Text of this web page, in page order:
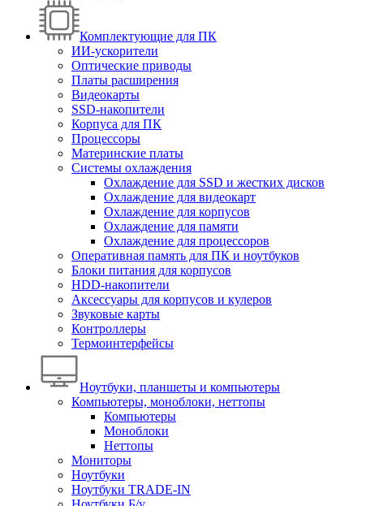
Комплектующие для ПК
ИИ-ускорители
Оптические приводы
Платы расширения
Видеокарты
SSD-накопители
Корпуса для ПК
Процессоры
Материнские платы
Системы охлаждения
Охлаждение для SSD и жестких дисков
Охлаждение для видеокарт
Охлаждение для корпусов
Охлаждение для памяти
Охлаждение для процессоров
Оперативная память для ПК и ноутбуков
Блоки питания для корпусов
HDD-накопители
Аксессуары для корпусов и кулеров
Звуковые карты
Контроллеры
Термоинтерфейсы
Ноутбуки, планшеты и компьютеры
Компьютеры, моноблоки, неттопы
Компьютеры
Моноблоки
Неттопы
Мониторы
Ноутбуки
Ноутбуки TRADE-IN